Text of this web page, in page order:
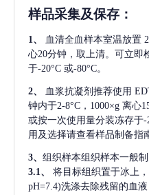
样品采集及保存 ：
1、 血清全血样本室温放置
心20分钟，取上清。可立即
于-20°C 或-80°C。
2、 血浆抗凝剂推荐使用
钟内于2-8°C，1000×g 离心
或按一次使用量分装冻存于-
用及选择请查看样品制备指
3、 组织样本组织样本一般
3.1、
将目标组织置于冰上
pH=7.4)洗涤去除残留的血液